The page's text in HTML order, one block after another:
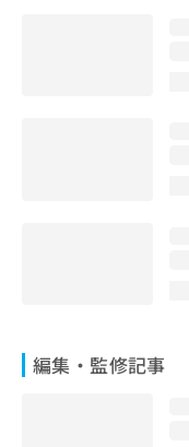
編集・監修記事